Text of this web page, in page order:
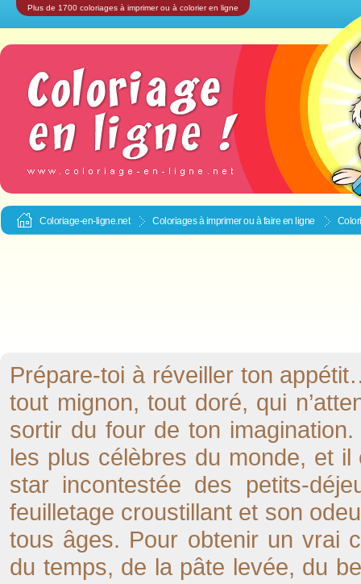
Plus de 1700 coloriages à imprimer ou à colorier en ligne
Coloriage-en-ligne.net Coloriages à imprimer ou à faire en ligne
Prépare-toi à réveiller ton
tout mignon, tout doré, qui
sortir du four de ton
les plus célèbres du monde, et
star incontestée des petits-
feuilletage croustillant et son
tous âges. Pour obtenir un vrai
du temps, de la pâte levée, du